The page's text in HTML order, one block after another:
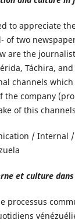
to appreciate
of two
are the
Táchira,
channels
the company
of this
/ Internal
et culture
processus